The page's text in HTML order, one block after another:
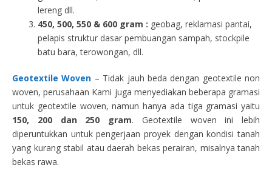
lereng dll.
450, 500, 550 & 600 gram : geobag, reklamasi pantai,
pelapis struktur dasar pembuangan sampah, stockpile
batu bara, terowongan, dll.
Geotextile Woven – Tidak jauh beda dengan geotextile non
woven, perusahaan Kami juga menyediakan beberapa gramasi
untuk geotextile woven, namun hanya ada tiga gramasi yaitu
150, 200 dan 250 gram. Geotextile woven ini lebih
diperuntukkan untuk pengerjaan proyek dengan kondisi tanah
yang kurang stabil atau daerah bekas perairan, misalnya tanah
bekas rawa.